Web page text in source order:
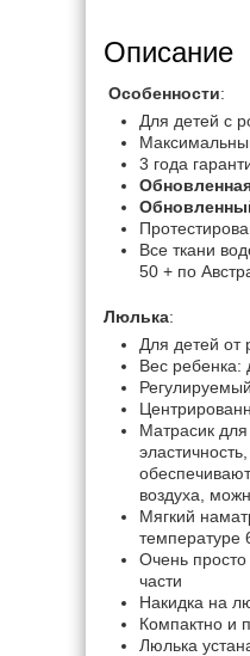
Описание
Особенности:
Для детей с
3 года
Все ткани
50 + по
Люлька:
Для детей от
Вес ребенка:
Матрасик
воздуха,
Мягкий
температуре
Очень
части
Накидка на
Компактно и
Люлька